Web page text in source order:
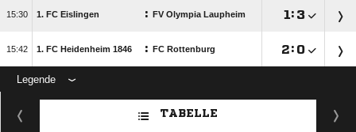
 1. FC Eislingen : FV Olympia Laupheim  : 
 1. FC Heidenheim 1846 : FC Rottenburg : 
Legende
TABELLE